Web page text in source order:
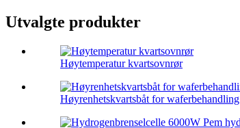
Utvalgte produkter
Høytemperatur kvartsovnrør
Høyrenhetskvartsbåt for waferbehandling